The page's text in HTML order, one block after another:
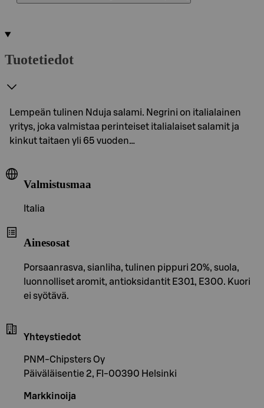
Tuotetiedot
Lempeän tulinen Nduja salami. Negrini on italialainen
yritys, joka valmistaa perinteiset italialaiset salamit ja
kinkut taitaen yli 65 vuoden…
Valmistusmaa
Italia
Ainesosat
Porsaanrasva, sianliha, tulinen pippuri 20%, suola,
luonnolliset aromit, antioksidantit E301, E300. Kuori
ei syötävä.
Yhteystiedot
PNM-Chipsters Oy
Päiväläisentie 2, FI-00390 Helsinki
Markkinoija